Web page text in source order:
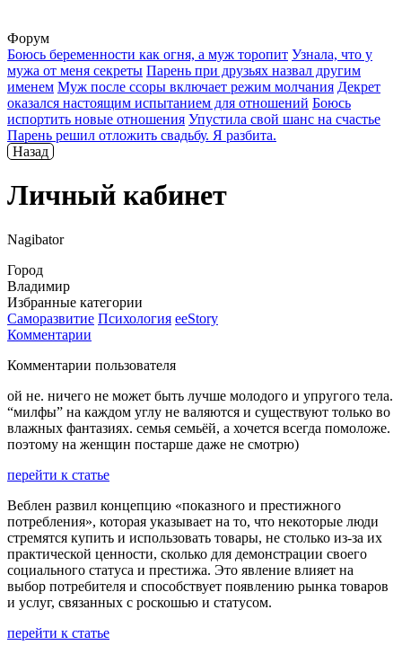
Форум
Боюсь беременности как огня, а муж торопит Узнала, что у
мужа от меня секреты Парень при друзьях назвал другим
именем Муж после ссоры включает режим молчания Декрет
оказался настоящим испытанием для отношений Боюсь
испортить новые отношения Упустила свой шанс на счастье
Парень решил отложить свадьбу. Я разбита.
Назад
Личный кабинет
Nagibator
Город
Владимир
Избранные категории
Саморазвитие Психология ееStory
Комментарии
Комментарии пользователя
ой не. ничего не может быть лучше молодого и упругого тела.
“милфы” на каждом углу не валяются и существуют только во
влажных фантазиях. семья семьёй, а хочется всегда помоложе.
поэтому на женщин постарше даже не смотрю)
перейти к статье
Веблен развил концепцию «показного и престижного
потребления», которая указывает на то, что некоторые люди
стремятся купить и использовать товары, не столько из-за их
практической ценности, сколько для демонстрации своего
социального статуса и престижа. Это явление влияет на
выбор потребителя и способствует появлению рынка товаров
и услуг, связанных с роскошью и статусом.
перейти к статье